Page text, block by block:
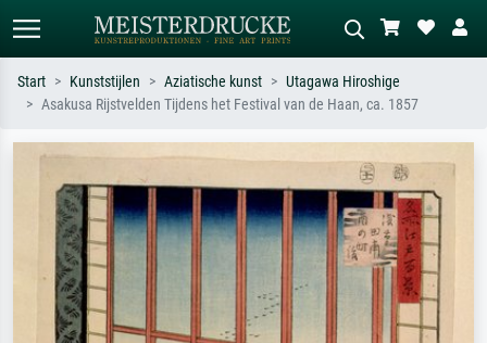
Zoek op kunstenaar, titel of stijl – bijv.
Monet, Sterrennacht, impressionisme,
Hokusai-golf, naakt.
Beschrijf de scène – bijv. groene
weide, abstract met veel rood, donker
olieverfschilderij, staand naakt naast
een boom.
Start Kunststijlen Aziatische kunst
Utagawa Hiroshige
Asakusa Rijstvelden Tijdens het Festival van de Haan, ca. 1857